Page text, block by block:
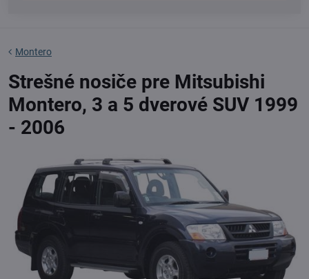
Montero
Strešné nosiče pre Mitsubishi
Montero, 3 a 5 dverové SUV 1999
- 2006